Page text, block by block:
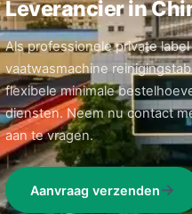
Leverancier in
Als professionele private
vaatwasmachine
flexibele minimale
diensten. Neem nu contact
aan te vragen.
Aanvraag verzenden